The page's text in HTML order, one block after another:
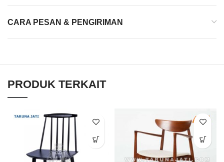
CARA PESAN & PENGIRIMAN
PRODUK TERKAIT